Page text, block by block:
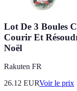
Lot De 3 Boules
Courir Et
Noël
Rakuten FR
26.12 EURVoir le prix